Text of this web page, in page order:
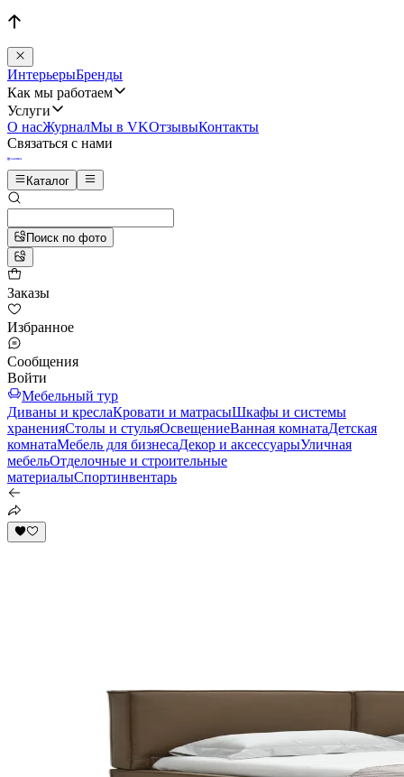
ИнтерьерыБренды
Как мы работаем
Услуги
О насЖурналМы в VKОтзывыКонтакты
Связаться с нами
Каталог
Поиск по фото
Заказы
Избранное
Сообщения
Войти
Мебельный тур
Диваны и креслаКровати и матрасыШкафы и системы
храненияСтолы и стульяОсвещениеВанная комнатаДетская
комнатаМебель для бизнесаДекор и аксессуарыУличная
мебельОтделочные и строительные
материалыСпортинвентарь